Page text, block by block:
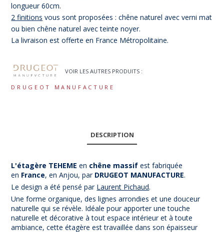
longueur 60cm.
2 finitions vous sont proposées : chêne naturel avec verni mat
ou bien chêne naturel avec teinte noyer.
La livraison est offerte en France Métropolitaine.
VOIR LES AUTRES PRODUITS :
DRUGEOT MANUFACTURE
DESCRIPTION
L'étagère TEHEMEen chêne massif est fabriquée
en France, en Anjou, par DRUGEOT MANUFACTURE.
Le design a été pensé par Laurent Pichaud.
Une forme organique, des lignes arrondies et une douceur
naturelle qui se révèle. Idéale pour apporter une touche
naturelle et décorative à tout espace intérieur et à toute
ambiance, cette étagère est travaillée dans son épaisseur